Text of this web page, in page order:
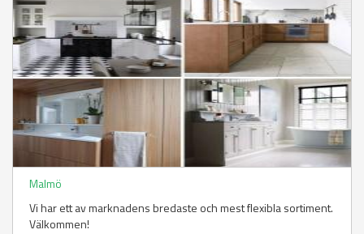
Malmö
Vi har ett av marknadens bredaste och mest flexibla sortiment.
Välkommen!